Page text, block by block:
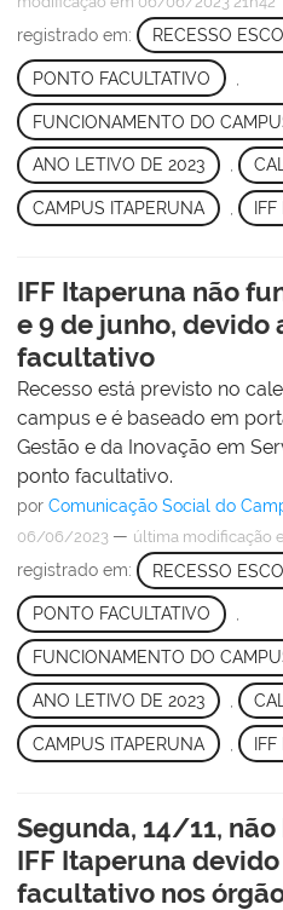
registrado em: RECESSO
PONTO FACULTATIVO
FUNCIONAMENTO DO
ANO LETIVO DE 2023 ,
CAMPUS ITAPERUNA
IFF Itaperuna não
e 9 de junho, devido
facultativo
Recesso está previsto no
campus e é baseado em
Gestão e da Inovação em
ponto facultativo.
por Comunicação Social do
06/06/2023 — última modificação
registrado em: RECESSO
PONTO FACULTATIVO ,
FUNCIONAMENTO DO
ANO LETIVO DE 2023
CAMPUS ITAPERUNA IFF
Segunda, 14/11,
IFF Itaperuna
facultativo nos